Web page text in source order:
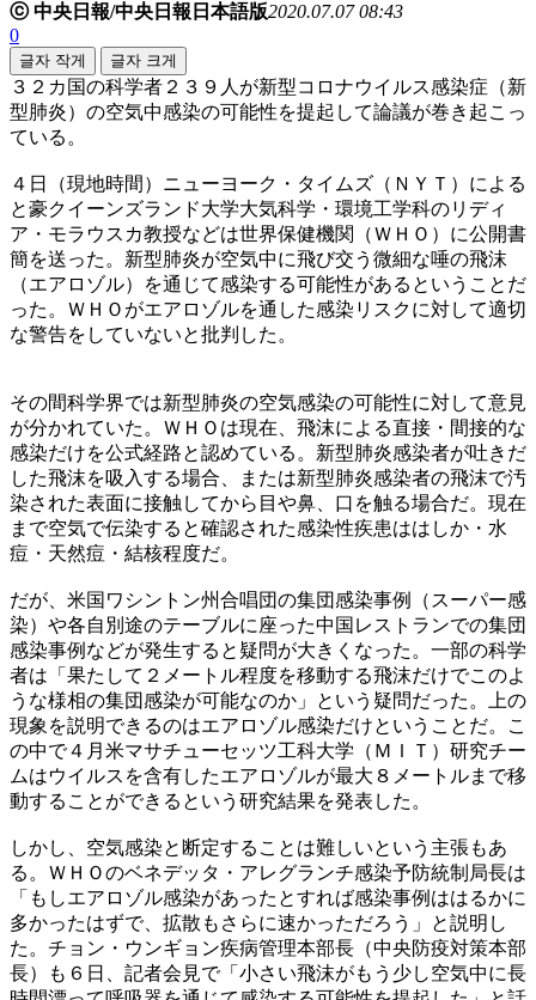
ⓒ 中央日報/中央日報日本語版2020.07.07 08:43
0
글자 작게 글자 크게
３２カ国の科学者２３９人が新型コロナウイルス感染症（新
型肺炎）の空気中感染の可能性を提起して論議が巻き起こっ
ている。
４日（現地時間）ニューヨーク・タイムズ（ＮＹＴ）による
と豪クイーンズランド大学大気科学・環境工学科のリディ
ア・モラウスカ教授などは世界保健機関（ＷＨＯ）に公開書
簡を送った。新型肺炎が空気中に飛び交う微細な唾の飛沫
（エアロゾル）を通じて感染する可能性があるということだ
った。ＷＨＯがエアロゾルを通した感染リスクに対して適切
な警告をしていないと批判した。
その間科学界では新型肺炎の空気感染の可能性に対して意見
が分かれていた。ＷＨＯは現在、飛沫による直接・間接的な
感染だけを公式経路と認めている。新型肺炎感染者が吐きだ
した飛沫を吸入する場合、または新型肺炎感染者の飛沫で汚
染された表面に接触してから目や鼻、口を触る場合だ。現在
まで空気で伝染すると確認された感染性疾患ははしか・水
痘・天然痘・結核程度だ。
だが、米国ワシントン州合唱団の集団感染事例（スーパー感
染）や各自別途のテーブルに座った中国レストランでの集団
感染事例などが発生すると疑問が大きくなった。一部の科学
者は「果たして２メートル程度を移動する飛沫だけでこのよ
うな様相の集団感染が可能なのか」という疑問だった。上の
現象を説明できるのはエアロゾル感染だけということだ。こ
の中で４月米マサチューセッツ工科大学（ＭＩＴ）研究チー
ムはウイルスを含有したエアロゾルが最大８メートルまで移
動することができるという研究結果を発表した。
しかし、空気感染と断定することは難しいという主張もあ
る。ＷＨＯのベネデッタ・アレグランチ感染予防統制局長は
「もしエアロゾル感染があったとすれば感染事例ははるかに
多かったはずで、拡散もさらに速かっただろう」と説明し
た。チョン・ウンギョン疾病管理本部長（中央防疫対策本部
長）も６日、記者会見で「小さい飛沫がもう少し空気中に長